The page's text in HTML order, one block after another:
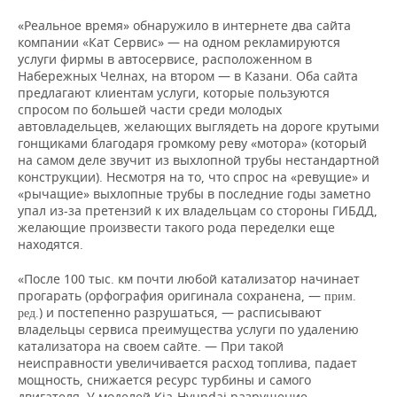
«Реальное время» обнаружило в интернете два сайта
компании «Кат Сервис» — на одном рекламируются
услуги фирмы в автосервисе, расположенном в
Набережных Челнах, на втором — в Казани. Оба сайта
предлагают клиентам услуги, которые пользуются
спросом по большей части среди молодых
автовладельцев, желающих выглядеть на дороге крутыми
гонщиками благодаря громкому реву «мотора» (который
на самом деле звучит из выхлопной трубы нестандартной
конструкции). Несмотря на то, что спрос на «ревущие» и
«рычащие» выхлопные трубы в последние годы заметно
упал из-за претензий к их владельцам со стороны ГИБДД,
желающие произвести такого рода переделки еще
находятся.
«После 100 тыс. км почти любой катализатор начинает
прогарать (орфография оригинала сохранена, — прим.
ред.) и постепенно разрушаться, — расписывают
владельцы сервиса преимущества услуги по удалению
катализатора на своем сайте. — При такой
неисправности увеличивается расход топлива, падает
мощность, снижается ресурс турбины и самого